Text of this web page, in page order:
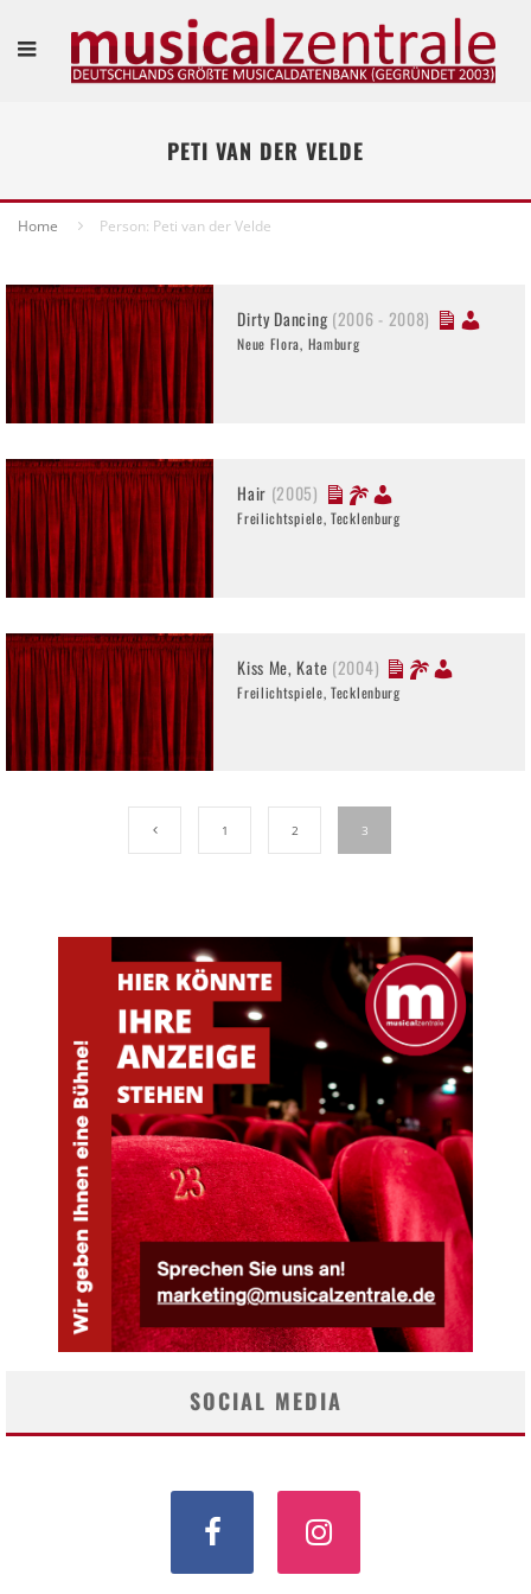
PETI VAN DER VELDE
Home Person: Peti van der Velde
Dirty Dancing(2006 - 2008)
Neue Flora, Hamburg
Hair (2005)
Freilichtspiele, Tecklenburg
Kiss Me, Kate (2004)
Freilichtspiele, Tecklenburg
1 2 3
SOCIAL MEDIA